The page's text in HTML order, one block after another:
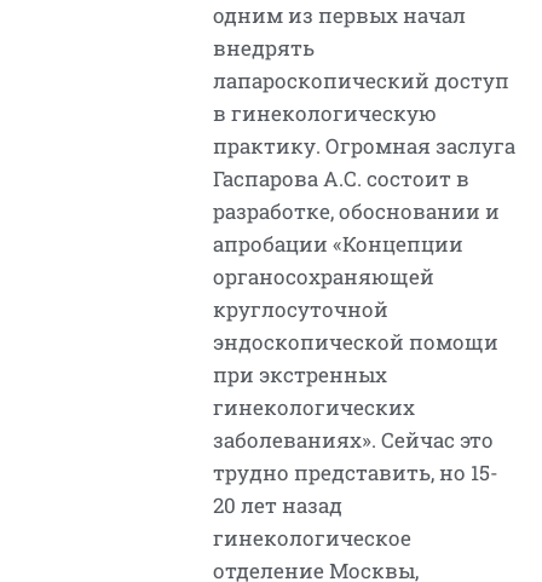
одним из первых начал
внедрять
лапароскопический доступ
в гинекологическую
практику. Огромная заслуга
Гаспарова А.С. состоит в
разработке, обосновании и
апробации «Концепции
органосохраняющей
круглосуточной
эндоскопической помощи
при экстренных
гинекологических
заболеваниях». Сейчас это
трудно представить, но 15-
20 лет назад
гинекологическое
отделение Москвы,